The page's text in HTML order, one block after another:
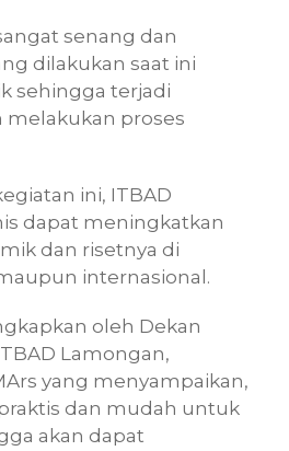
senang dan
dilakukan saat ini
sehingga terjadi
melakukan proses
ini, ITBAD
dapat meningkatkan
dan risetnya di
internasional.
oleh Dekan
Lamongan,
yang menyampaikan,
praktis dan mudah untuk
akan dapat